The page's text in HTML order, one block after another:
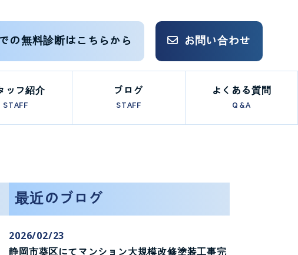
の無料診断はこちらから お問い合わせ
ッフ紹介
STAFF
ブログ
STAFF
よくある質問
Q＆A
最近のブログ
2026/02/23
静岡市葵区にてマンション大規模改修塗装工事完